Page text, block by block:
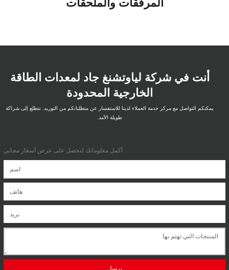
المرفقات والملحقات
أنت في شركة لياوتشنغ جاد لمعدات الطاقة
الخارجية المحدودة
يمكنكم التواصل مع مركز خدمة العملاء لدينا للاستفسار عن متطلباتكم من التوريد. نتطلع إلى شراكة
طويلة الأمد.
أكمل معلوماتك لتحصل على عرض أسعار مجاني
يرسل